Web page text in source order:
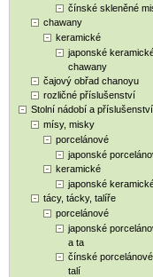
čínské skleněné
chawany
keramické
japonské
chawany
čajový obřad chanoyu
rozličné příslušenství
Stolní nádobí a příslušenství
mísy, misky
porcelánové
japonské
keramické
japonské
tácy, tácky, talíře
porcelánové
japonské
a ta
čínské
talí